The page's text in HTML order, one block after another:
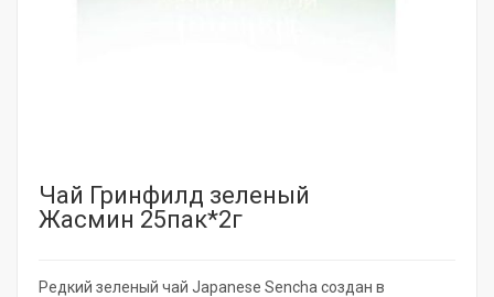
Чай Гринфилд зеленый
Жасмин 25пак*2г
Редкий зеленый чай Japanese Sencha создан в